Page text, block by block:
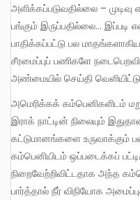
அளிக்கப்படுவதில்லை –
பங்கும் இருப்பதில்லை… இப்படி
பாதிக்கப்பட்டு பல
சீரமைப்புப் பணிகளே
அண்மையில் செய்தி
அமெரிக்கக் கம்பெனிகளிடம் மறு சீரமைப் பணிகள் ஒப்படைக்கப்பட்டுள்ள
இராக் நாட்டின் நிலையும்
கட்டுமானங்களை உருவாக்கும்
கம்பெனியிடம் ஒப்படைக்கப்
நிறைவேற்றிவிட்டதாக அந்த
பார்த்தால் நீர் விநியோக